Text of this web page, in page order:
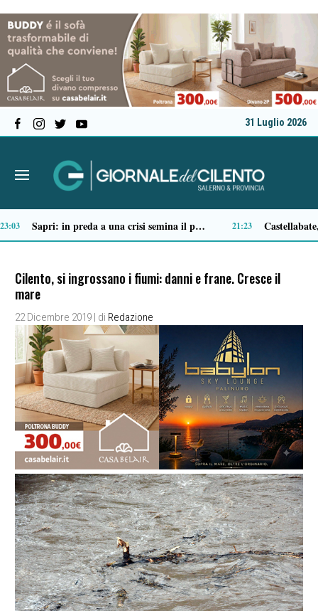
31 Luglio 2026
Ascea, nuova giunta per Sansone: Filippo Dragone vicesindaco, Egidio Criscuolo assessore ai Lavori Pubblici 14:51 Tortorella celebra la Fiera di San Basilio: tra antichi mestieri, bestiame e la musica della Bandabardò
Cilento, si ingrossano i fiumi: danni e frane. Cresce il
mare
22 Dicembre 2019 | di Redazione